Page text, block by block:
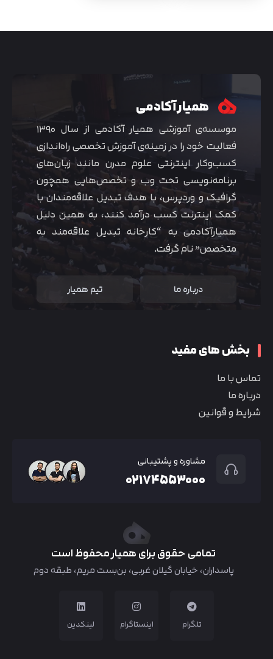
همیار آکادمی
موسسه‌ی آموزشی همیار آکادمی از سال ۱۳۹۰
فعالیت خود را در زمینه‌ی آموزش تخصصی راه‌اندازی
کسب‌و‌کار اینترنتی علوم مدرن مانند زبان‌های
برنامه‌نویسی تحت وب و تخصص‌هایی همچون
گرافیک و وردپرس، با هدف تبدیل علاقه‌مندان با
کمک اینترنت کسب درآمد کنند، به همین دلیل
همیارآکادمی به “کارخانه تبدیل علاقه‌مند به
متخصص” نام گرفت.
درباره ما تیم همیار
بخش های مفید
تماس با ما
درباره ما
شرایط و قوانین
مشاوره و پشتیبانی
۰۲۱۷۴۵۵۳۰۰۰
تمامی حقوق برای همیار محفوظ است
پاسداران، خیابان گیلان غربی، بن‌بست مریم، طبقه دوم
تلگرام اینستاگرام لینکدین